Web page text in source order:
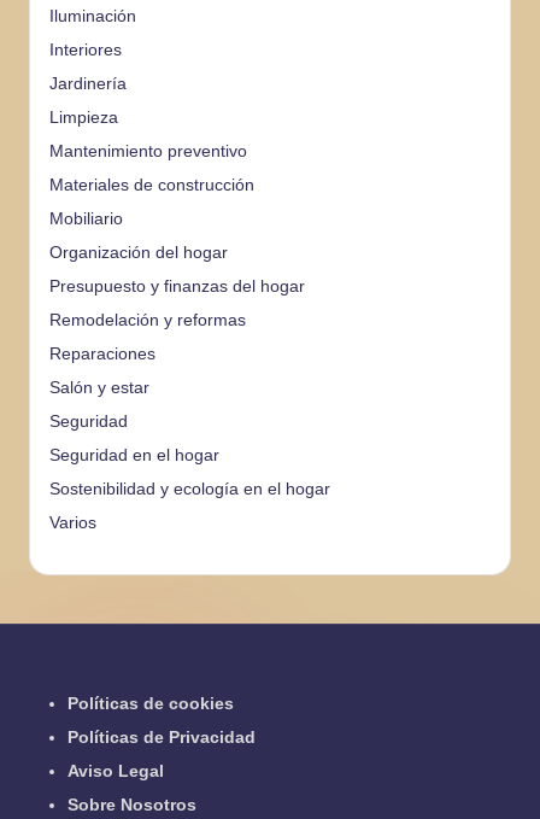
Iluminación
Interiores
Jardinería
Limpieza
Mantenimiento preventivo
Materiales de construcción
Mobiliario
Organización del hogar
Presupuesto y finanzas del hogar
Remodelación y reformas
Reparaciones
Salón y estar
Seguridad
Seguridad en el hogar
Sostenibilidad y ecología en el hogar
Varios
Políticas de cookies
Políticas de Privacidad
Aviso Legal
Sobre Nosotros